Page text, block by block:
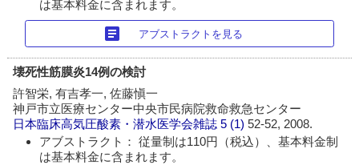
は基本料金に含まれます。
article アブストラクトを見る
壊死性筋膜炎14例の検討
許智栄, 有吉孝一, 佐藤愼一
神戸市立医療センター中央市民病院救命救急センター
日本臨床高気圧酸素・潜水医学会雑誌 5 (1)52-52, 2008.
アブストラクト： 従量制は110円（税込）、基本料金制
は基本料金に含まれます。